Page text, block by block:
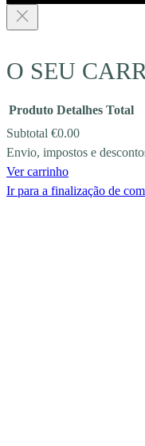
O SEU
PRODUCTS
IN
Produto Detalhes Total
Subtotal €0.00
Envio, impostos e
Ver carrinho
Ir para a finalização de